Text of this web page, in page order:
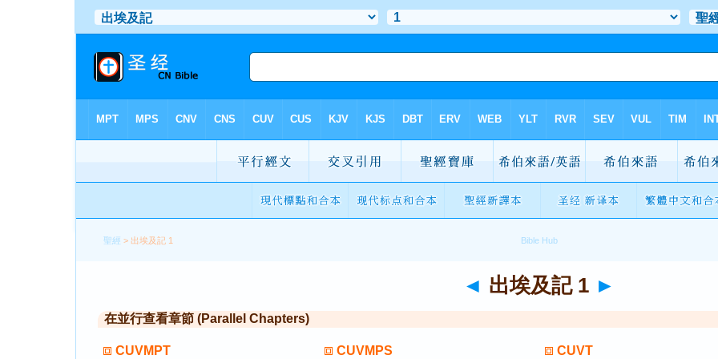
聖經 > 出埃及記 1
◄ 出埃及記 1 ►
在並行查看章節 (Parallel Chapters)
CUVMPT CUVMPS CUVT